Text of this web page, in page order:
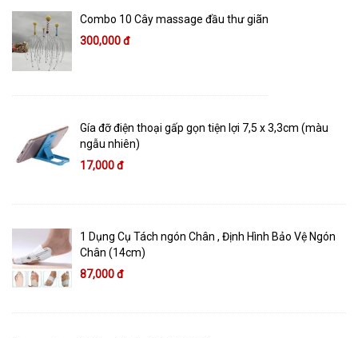
Combo 10 Cây massage đầu thư giãn
300,000 đ
Gía đỡ điện thoại gấp gọn tiện lợi 7,5 x 3,3cm (màu
ngẫu nhiên)
17,000 đ
1 Dụng Cụ Tách ngón Chân , Định Hình Bảo Vệ Ngón
Chân (14cm)
87,000 đ